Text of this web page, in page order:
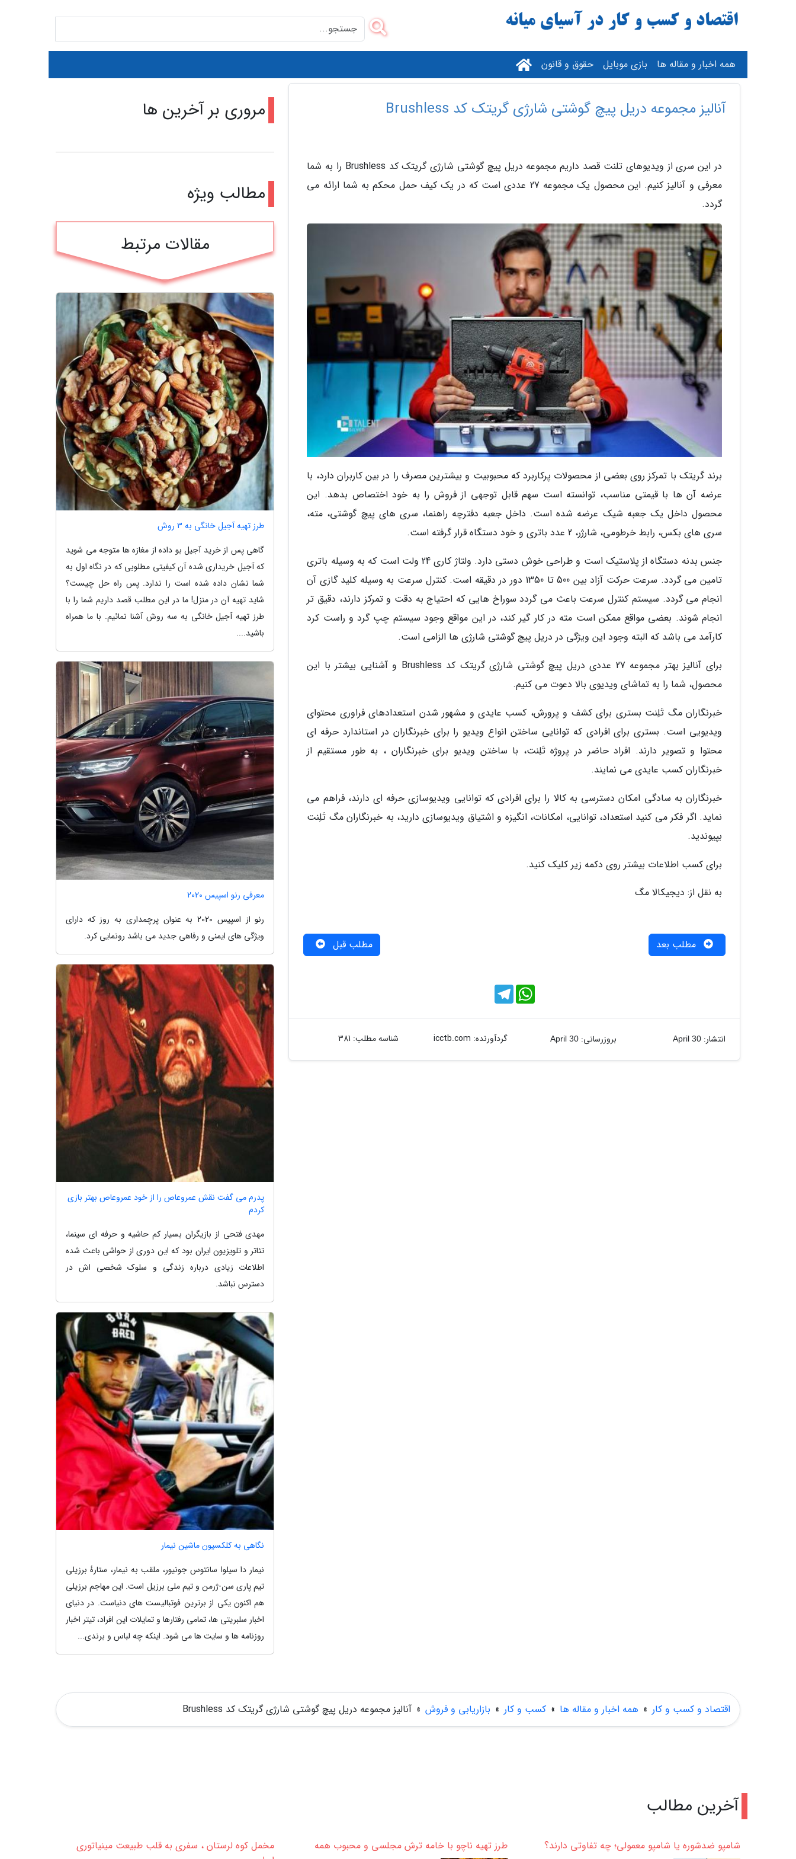
آنالیز مجموعه دریل پیچ گوشتی شارژی گریتک کد Brushless
در این سری از ویدیوهای تلنت قصد داریم مجموعه دریل پیچ گوشتی شارژی گریتک کد Brushless را به شما
معرفی و آنالیز کنیم. این محصول یک مجموعه 27 عددی است که در یک کیف حمل محکم به شما ارائه می
گردد.
برند گریتک با تمرکز روی بعضی از محصولات پرکاربرد که محبوبیت و بیشترین مصرف را در بین کاربران دارد، با
عرضه آن ها با قیمتی مناسب، توانسته است سهم قابل توجهی از فروش را به خود اختصاص بدهد. این
محصول داخل یک جعبه شیک عرضه شده است. داخل جعبه دفترچه راهنما، سری های پیچ گوشتی، مته،
سری های بکس، رابط خرطومی، شارژر، 2 عدد باتری و خود دستگاه قرار گرفته است.
جنس بدنه دستگاه از پلاستیک است و طراحی خوش دستی دارد. ولتاژ کاری 24 ولت است که به وسیله باتری
تامین می گردد. سرعت حرکت آزاد بین 500 تا 1350 دور در دقیقه است. کنترل سرعت به وسیله کلید گازی آن
انجام می گردد. سیستم کنترل سرعت باعث می گردد سوراخ هایی که احتیاج به دقت و تمرکز دارند، دقیق تر
انجام شوند. بعضی مواقع ممکن است مته در کار گیر کند، در این مواقع وجود سیستم چپ گرد و راست کرد
کارآمد می باشد که البته وجود این ویژگی در دریل پیچ گوشتی شارژی ها الزامی است.
برای آنالیز بهتر مجموعه 27 عددی دریل پیچ گوشتی شارژی گریتک کد Brushless و آشنایی بیشتر با این
محصول، شما را به تماشای ویدیوی بالا دعوت می کنیم.
خبرنگاران مگ تَلِنت بستری برای کشف و پرورش، کسب عایدی و مشهور شدن استعدادهای فراوری محتوای
ویدیویی است. بستری برای افرادی که توانایی ساختن انواع ویدیو را برای خبرنگاران در استاندارد حرفه ای
محتوا و تصویر دارند. افراد حاضر در پروژه تَلِنت، با ساختن ویدیو برای خبرنگاران ، به طور مستقیم از
خبرنگاران کسب عایدی می نمایند.
خبرنگاران به سادگی امکان دسترسی به کالا را برای افرادی که توانایی ویدیوسازی حرفه ای دارند، فراهم می
نماید. اگر فکر می کنید استعداد، توانایی، امکانات، انگیزه و اشتیاق ویدیوسازی دارید، به خبرنگاران مگ تَلِنت
بپیوندید.
برای کسب اطلاعات بیشتر روی دکمه زیر کلیک کنید.
به نقل از: دیجیکالا مگ
مطلب بعد مطلب قبل
T
e
l
e
W
h
a
t
انتشار: April 30 بروزرسانی:April 30 گردآورنده: icctb.com شناسه مطلب: 381
مروری بر آخرین ها
مطالب ویژه
مقالات مرتبط
طرز تهیه آجیل خانگی به 3 روش
گاهی پس از خرید آجیل بو داده از مغازه ها متوجه می شوید
که آجیل خریداری شده آن کیفیتی مطلوبی که در نگاه اول به
شما نشان داده شده است را ندارد. پس راه حل چیست؟
شاید تهیه آن در منزل! ما در این مطلب قصد داریم شما را با
طرز تهیه آجیل خانگی به سه روش آشنا نمائیم. با ما همراه
باشید....
معرفی رنو اسپیس 2020
رنو از اسپیس 2020 به عنوان پرچمداری به روز که دارای
ویژگی های ایمنی و رفاهی جدید می باشد رونمایی کرد.
پدرم می گفت نقش عمروعاص را از خود عمروعاص بهتر بازی
کردم
مهدی فتحی از بازیگران بسیار کم حاشیه و حرفه ای سینما،
تئاتر و تلویزیون ایران بود که این دوری از حواشی باعث شده
اطلاعات زیادی درباره زندگی و سلوک شخصی اش در
دسترس نباشد.
نگاهی به کلکسیون ماشین نیمار
نیمار دا سیلوا سانتوس جونیور، ملقب به نیمار، ستارهٔ برزیلی
تیم پاری سن-ژرمن و تیم ملی برزیل است. این مهاجم برزیلی
هم اکنون یکی از برترین فوتبالیست های دنیاست. در دنیای
اخبار سلبریتی ها، تمامی رفتارها و تمایلات این افراد، تیتر اخبار
روزنامه ها و سایت ها می شود. اینکه چه لباس و برندی...
اقتصاد و کسب و کار » همه اخبار و مقاله ها » کسب و کار » بازاریابی و فروش » آنالیز مجموعه دریل پیچ گوشتی شارژی گریتک کد Brushless
همه اخبار و مقاله ها بازی موبایل حقوق و قانون
آخرین مطالب
شامپو ضدشوره یا شامپو معمولی؛ چه تفاوتی دارند؟ طرز تهیه ناچو با خامه ترش مجلسی و محبوب همه
مخمل کوه لرستان ، سفری به قلب طبیعت مینیاتوری